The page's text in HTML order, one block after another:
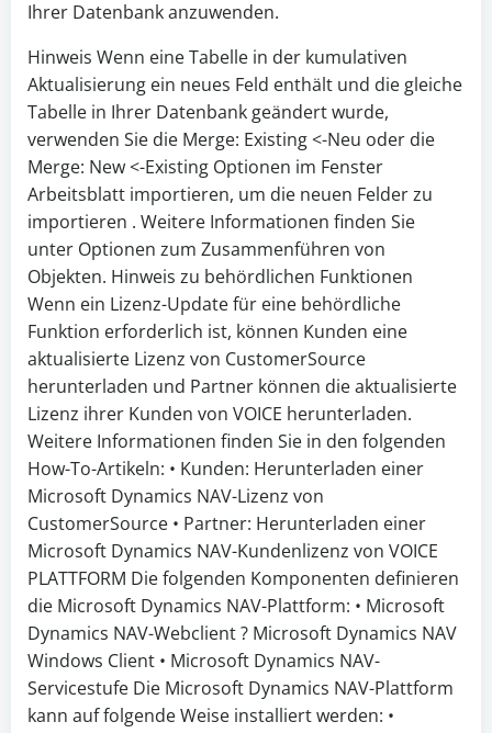
Ihrer Datenbank anzuwenden.
Hinweis Wenn eine Tabelle in der kumulativen
Aktualisierung ein neues Feld enthält und die gleiche
Tabelle in Ihrer Datenbank geändert wurde,
verwenden Sie die Merge: Existing <-Neu oder die
Merge: New <-Existing Optionen im Fenster
Arbeitsblatt importieren, um die neuen Felder zu
importieren . Weitere Informationen finden Sie
unter Optionen zum Zusammenführen von
Objekten. Hinweis zu behördlichen Funktionen
Wenn ein Lizenz-Update für eine behördliche
Funktion erforderlich ist, können Kunden eine
aktualisierte Lizenz von CustomerSource
herunterladen und Partner können die aktualisierte
Lizenz ihrer Kunden von VOICE herunterladen.
Weitere Informationen finden Sie in den folgenden
How-To-Artikeln: • Kunden: Herunterladen einer
Microsoft Dynamics NAV-Lizenz von
CustomerSource • Partner: Herunterladen einer
Microsoft Dynamics NAV-Kundenlizenz von VOICE
PLATTFORM Die folgenden Komponenten definieren
die Microsoft Dynamics NAV-Plattform: • Microsoft
Dynamics NAV-Webclient ? Microsoft Dynamics NAV
Windows Client • Microsoft Dynamics NAV-
Servicestufe Die Microsoft Dynamics NAV-Plattform
kann auf folgende Weise installiert werden: •